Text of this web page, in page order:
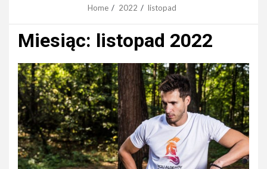
Home 2022 listopad
Miesiąc: listopad 2022